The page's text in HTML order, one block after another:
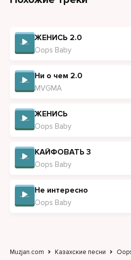
ЖЕНИСЬ 2.0
Oops Baby
Ни о чем 2.0
MVGMA
ЖЕНИСЬ
Oops Baby
КАЙФОВАТЬ 3
Oops Baby
Не интересно
Oops Baby
Muzjan.com Казахские песни